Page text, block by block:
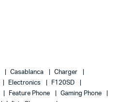
Casablanca
Charger
Electronics
F120SD
Feature Phone
Gaming Phone